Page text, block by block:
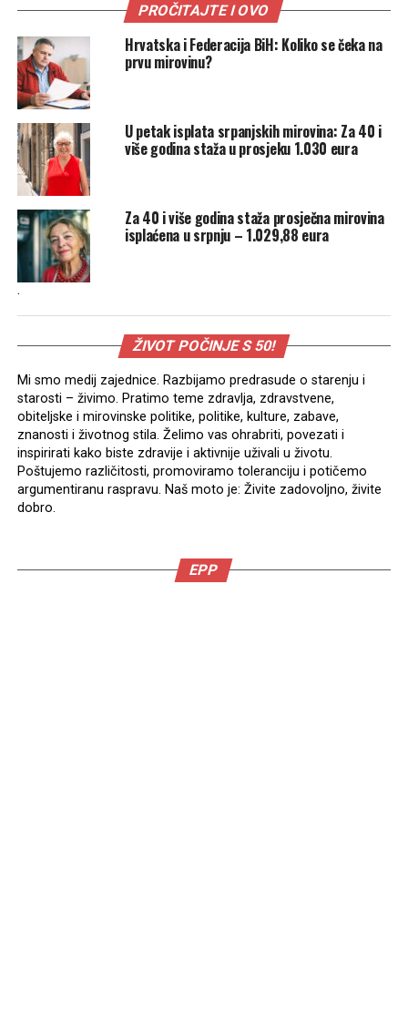
PROČITAJTE I OVO
Hrvatska i Federacija BiH: Koliko se čeka na
prvu mirovinu?
U petak isplata srpanjskih mirovina: Za 40 i
više godina staža u prosjeku 1.030 eura
Za 40 i više godina staža prosječna mirovina
isplaćena u srpnju – 1.029,88 eura
.
ŽIVOT POČINJE S 50!
Mi smo medij zajednice. Razbijamo predrasude o starenju i
starosti – živimo. Pratimo teme zdravlja, zdravstvene,
obiteljske i mirovinske politike, politike, kulture, zabave,
znanosti i životnog stila. Želimo vas ohrabriti, povezati i
inspirirati kako biste zdravije i aktivnije uživali u životu.
Poštujemo različitosti, promoviramo toleranciju i potičemo
argumentiranu raspravu. Naš moto je: Živite zadovoljno, živite
dobro.
EPP